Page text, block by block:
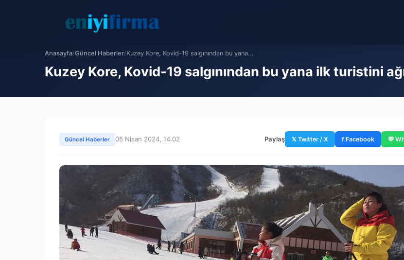
Anasayfa/Güncel Haberler/Kuzey Kore, Kovid-19 salgınından bu yana...
Kuzey Kore, Kovid-19 salgınından bu yana ilk turistini
Güncel Haberler 05 Nisan 2024, 14:02 Paylaş 𝕏 Twitter / X f Facebook 💬